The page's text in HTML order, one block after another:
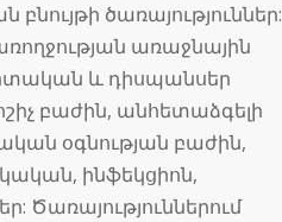
ծառայություններ:
առաջնային
և դիսպանսեր
բաժին, անհետաձգելի
օգնության բաժին,
ինֆեկցիոն,
Ծառայություններում